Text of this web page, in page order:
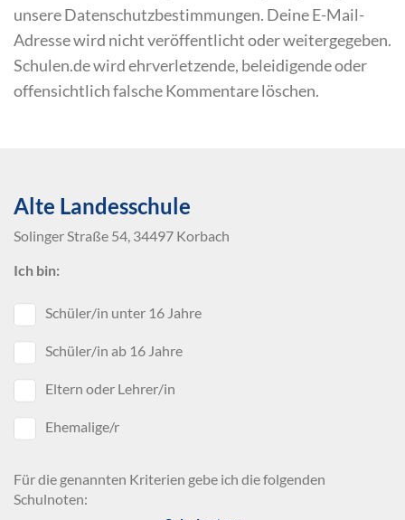
unsere Datenschutzbestimmungen. Deine E-Mail-
Adresse wird nicht veröffentlicht oder weitergegeben.
Schulen.de wird ehrverletzende, beleidigende oder
offensichtlich falsche Kommentare löschen.
Alte Landesschule
Solinger Straße 54, 34497 Korbach
Ich bin:
Schüler/in unter 16 Jahre
Schüler/in ab 16 Jahre
Eltern oder Lehrer/in
Ehemalige/r
Für die genannten Kriterien gebe ich die folgenden
Schulnoten: